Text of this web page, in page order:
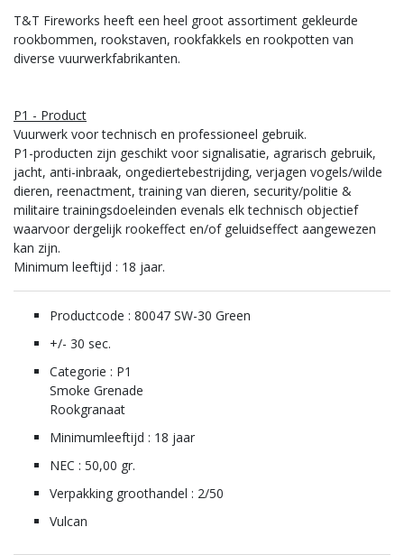
T&T Fireworks heeft een heel groot assortiment gekleurde
rookbommen, rookstaven, rookfakkels en rookpotten van
diverse vuurwerkfabrikanten.
P1 - Product
Vuurwerk voor technisch en professioneel gebruik.
P1-producten zijn geschikt voor signalisatie, agrarisch gebruik,
jacht, anti-inbraak, ongediertebestrijding, verjagen vogels/wilde
dieren, reenactment, training van dieren, security/politie &
militaire trainingsdoeleinden evenals elk technisch objectief
waarvoor dergelijk rookeffect en/of geluidseffect aangewezen
kan zijn.
Minimum leeftijd : 18 jaar.
Productcode : 80047 SW-30 Green
+/- 30 sec.
Categorie : P1
Smoke Grenade
Rookgranaat
Minimumleeftijd : 18 jaar
NEC : 50,00 gr.
Verpakking groothandel : 2/50
Vulcan